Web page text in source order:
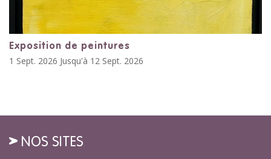
Exposition de peintures
1 Sept. 2026 Jusqu'à 12 Sept. 2026
NOS SITES